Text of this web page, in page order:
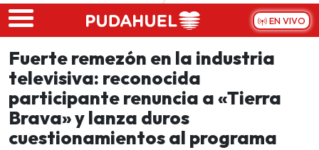
Skip to main content
EN VIVO
Fuerte remezón en la industria
televisiva: reconocida
participante renuncia a «Tierra
Brava» y lanza duros
cuestionamientos al programa